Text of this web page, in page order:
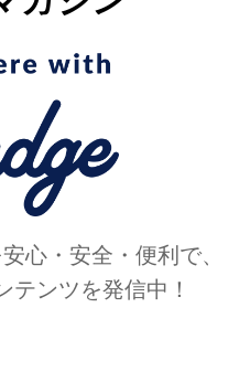
心・安全・便利で、
テンツを発信中！